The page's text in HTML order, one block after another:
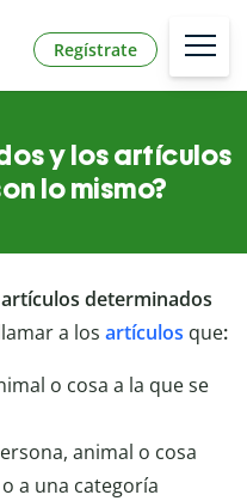
Regístrate
y los artículos
lo mismo?
artículos determinados
a los artículos que:
o cosa a la que se
animal o cosa
a una categoría